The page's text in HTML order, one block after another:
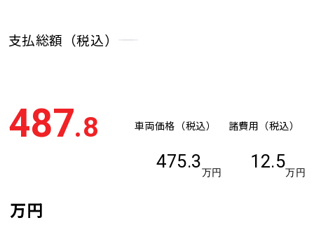
支払総額（税込）
487.8
万円
車両価格（税込）
475.3
万円
諸費用（税込）
12.5
万円